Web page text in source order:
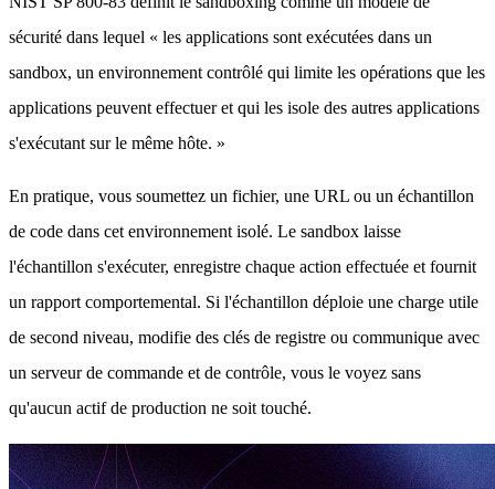
sécurité dans lequel « les applications sont exécutées dans un
sandbox, un environnement contrôlé qui limite les opérations que les
applications peuvent effectuer et qui les isole des autres applications
s'exécutant sur le même hôte. »
En pratique, vous soumettez un fichier, une URL ou un échantillon
de code dans cet environnement isolé. Le sandbox laisse
l'échantillon s'exécuter, enregistre chaque action effectuée et fournit
un rapport comportemental. Si l'échantillon déploie une charge utile
de second niveau, modifie des clés de registre ou communique avec
un serveur de commande et de contrôle, vous le voyez sans
qu'aucun actif de production ne soit touché.